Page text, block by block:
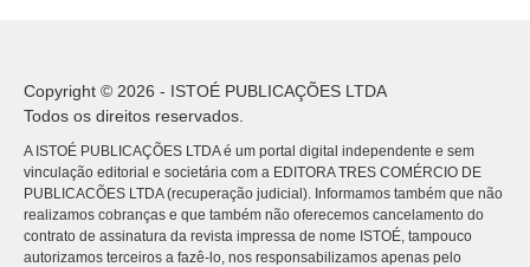
Copyright © 2026 - ISTOÉ PUBLICAÇÕES LTDA
Todos os direitos reservados.
A ISTOÉ PUBLICAÇÕES LTDA é um portal digital independente e sem
vinculação editorial e societária com a EDITORA TRES COMÉRCIO DE
PUBLICACÕES LTDA (recuperação judicial). Informamos também que não
realizamos cobranças e que também não oferecemos cancelamento do
contrato de assinatura da revista impressa de nome ISTOÉ, tampouco
autorizamos terceiros a fazê-lo, nos responsabilizamos apenas pelo